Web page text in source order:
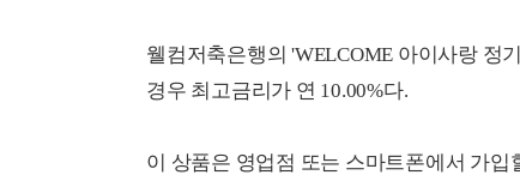
웰컴저축은행의 'WELCOME 아이사랑 정
경우 최고금리가 연 10.00%다.
이 상품은 영업점 또는 스마트폰에서 가